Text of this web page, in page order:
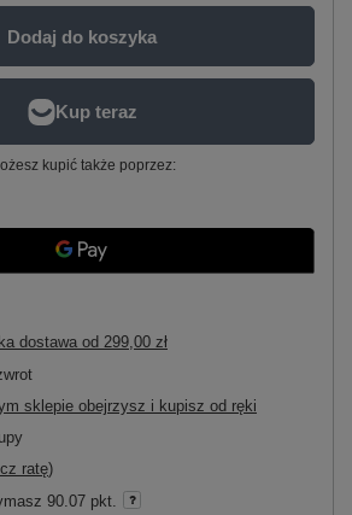
Dodaj do koszyka
kupić także poprzez:
dostawa od 299,00 zł
sklepie obejrzysz i kupisz od ręki
ratę)
90.07 pkt.